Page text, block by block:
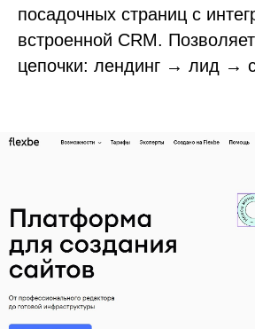
посадочных страниц с
встроенной CRM.
цепочки: лендинг → лид →